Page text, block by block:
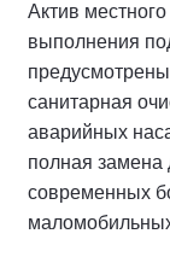
Актив
выполнения
санитарная
аварийных
полная замена
современных